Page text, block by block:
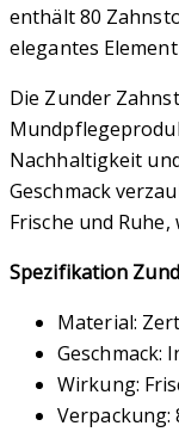
enthält 80
elegantes
Die Zunder
Nachhaltigkeit
Geschmack
Frische und
Spezifikation
Material:
Geschmack:
Wirkung:
Verpackung: